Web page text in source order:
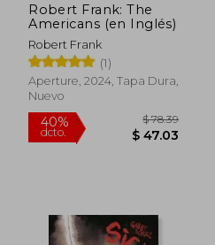
Robert Frank: The
Americans (en Inglés)
Robert Frank
(1)
Aperture, 2024, Tapa Dura,
Nuevo